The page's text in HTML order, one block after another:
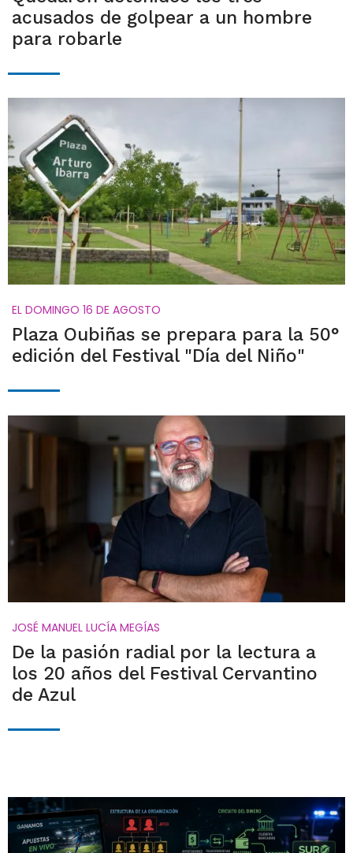
acusados de golpear a un hombre
para robarle
EL DOMINGO 16 DE AGOSTO
Plaza Oubiñas se prepara para la 50°
edición del Festival "Día del Niño"
JOSÉ MANUEL LUCÍA MEGÍAS
De la pasión radial por la lectura a
los 20 años del Festival Cervantino
de Azul